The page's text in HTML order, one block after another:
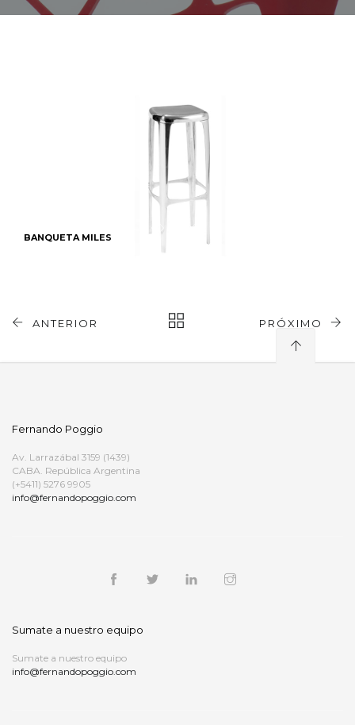
BANQUETA MILES
ANTERIOR PRÓXIMO
Fernando Poggio
Av. Larrazábal 3159 (1439)
CABA. República Argentina
(+5411) 5276 9905
info@fernandopoggio.com
Sumate a nuestro equipo
Sumate a nuestro equipo
info@fernandopoggio.com